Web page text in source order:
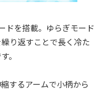
ドを搭載。ゆらぎモード
り返すことで長く冷た
。
するアームで小柄から